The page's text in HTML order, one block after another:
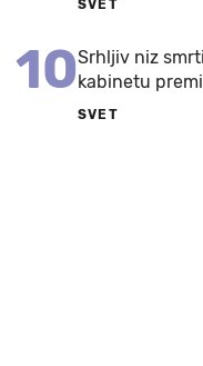
SVET
10Srhljiv niz
kabinetu
SVET